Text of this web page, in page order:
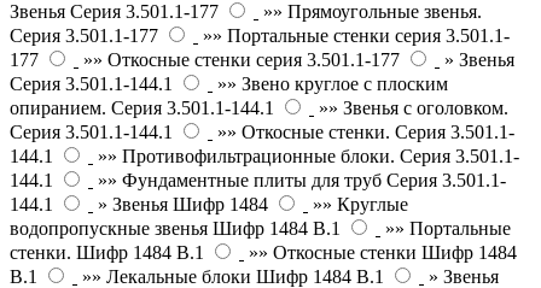
Звенья Серия 3.501.1-177
»» Прямоугольные звенья.
Серия 3.501.1-177
»» Портальные стенки серия 3.501.1-
177
»» Откосные стенки серия 3.501.1-177
» Звенья
Серия 3.501.1-144.1
»» Звено круглое с плоским
опиранием. Серия 3.501.1-144.1
»» Звенья с оголовком.
Серия 3.501.1-144.1
»» Откосные стенки. Серия 3.501.1-
144.1
»» Противофильтрационные блоки. Серия 3.501.1-
144.1
»» Фундаментные плиты для труб Серия 3.501.1-
144.1
» Звенья Шифр 1484
»» Круглые
водопропускные звенья Шифр 1484 В.1
»» Портальные
стенки. Шифр 1484 В.1
»» Откосные стенки Шифр 1484
В.1
»» Лекальные блоки Шифр 1484 В.1
» Звенья